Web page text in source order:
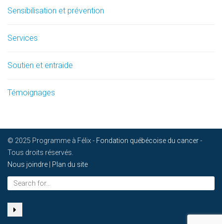
Sensibilisation et prévention
Services
Soutien et entraide
Témoignages
© 2025 Programme à Félix - Fondation québécoise du cancer-
Tous droits réservés.
Nous joindre
Plan du site
Search
for...